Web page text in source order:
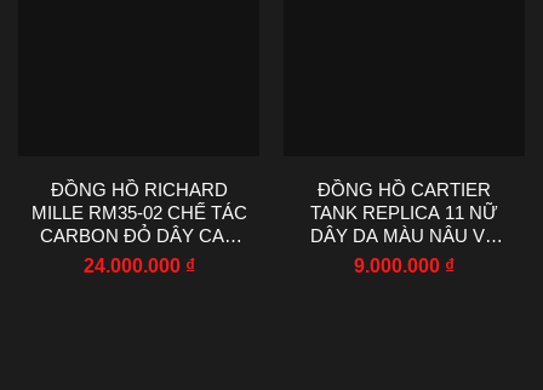
ĐỒNG HỒ RICHARD
MILLE RM35-02 CHẾ TÁC
CARBON ĐỎ DÂY CAO
SU NHÀ MÁY RM
24.000.000 ₫
ĐỒNG HỒ CARTIER
TANK REPLICA 11 NỮ
DÂY DA MÀU NÂU VỎ
VÀNG HỒNG 22X29MM
9.000.000 ₫